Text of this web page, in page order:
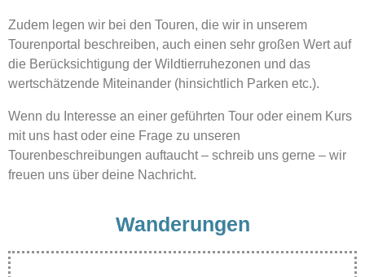
Zudem legen wir bei den Touren, die wir in unserem
Tourenportal beschreiben, auch einen sehr großen Wert auf
die Berücksichtigung der Wildtierruhezonen und das
wertschätzende Miteinander (hinsichtlich Parken etc.).
Wenn du Interesse an einer geführten Tour oder einem Kurs
mit uns hast oder eine Frage zu unseren
Tourenbeschreibungen auftaucht – schreib uns gerne – wir
freuen uns über deine Nachricht.
Wanderungen